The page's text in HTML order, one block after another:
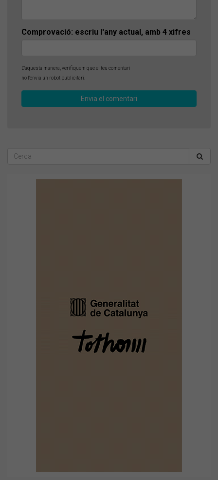
Comprovació: escriu l'any actual, amb 4 xifres
D'aquesta manera, verifiquem que el teu comentari
no l'envia un robot publicitari.